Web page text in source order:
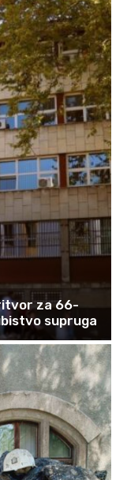
za 66-
supruga